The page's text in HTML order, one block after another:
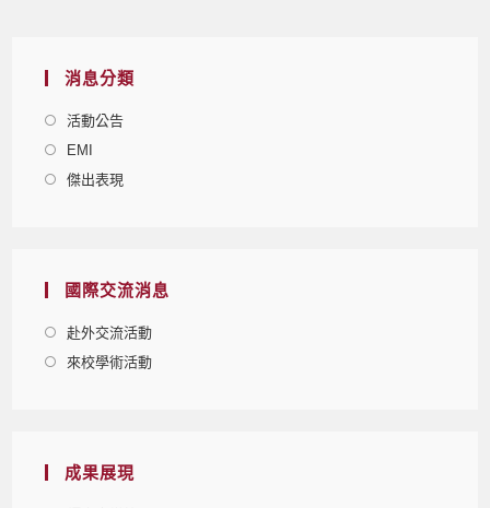
消息分類
活動公告
EMI
傑出表現
國際交流消息
赴外交流活動
來校學術活動
成果展現